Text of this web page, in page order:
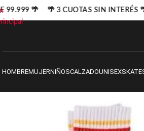
HOMBREMUJERNIÑOSCALZADOUNISEXSKATE
99.999 🌴 🌴 3 CUOTAS SIN INTERÉS